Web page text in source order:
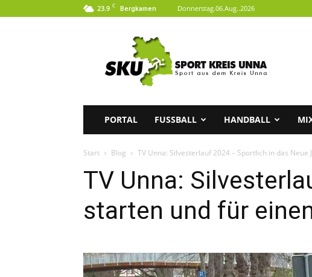
23.9 C Bergkamen Donnerstag.06.Aug..2026
Sport
aus
Kreis
Unna
PORTAL FUSSBALL HANDBALL
Start Blog TV Unna: Silvesterlauf 2024 – Sportlich in das Neue
TV Unna:
starten und für